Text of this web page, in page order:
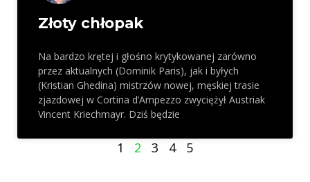
Złoty chłopak
Na bardzo krętej i głośno krytykowanej zarówno
przez aktualnych (Dominik Paris), jak i byłych
(Kristian Ghedina) mistrzów nowej, męskiej trasie
zjazdowej w Cortina d’Ampezzo zwyciężył Austriak
Vincent Kriechmayr. Dziś będzie
1 2 3 4 5